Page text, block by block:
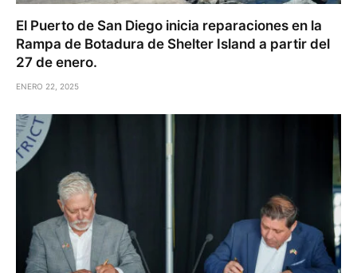
El Puerto de San Diego inicia reparaciones en la
Rampa de Botadura de Shelter Island a partir del
27 de enero.
ENERO 22, 2025